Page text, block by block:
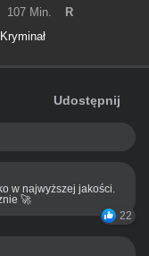
107 Min.
R
Kryminał
Udostępnij
w najwyższej jakości.
🚀
22